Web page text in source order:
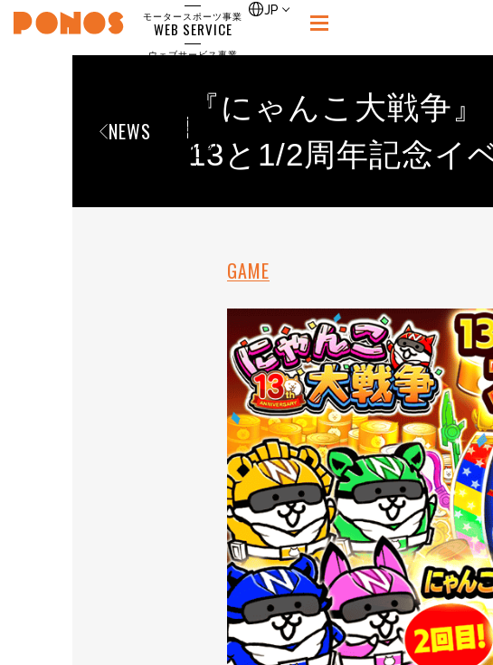
PONOS
モータースポーツ事業
WEB SERVICE
ウェブサービス事業
ニュース
RECRUIT
ポノス採用サイト
CONTACT
お問合せ
JP
NEWS
『にゃんこ大戦争』
13と1/2周年記念イ
GAME